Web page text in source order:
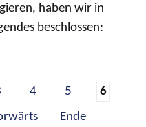
haben wir in
beschlossen:
4 5
6
Ende